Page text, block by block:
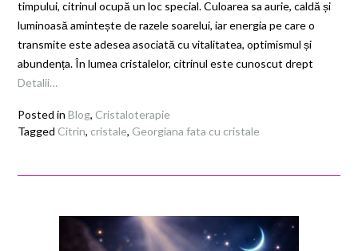
timpului, citrinul ocupă un loc special. Culoarea sa aurie, caldă și
luminoasă amintește de razele soarelui, iar energia pe care o
transmite este adesea asociată cu vitalitatea, optimismul și
abundența. În lumea cristalelor, citrinul este cunoscut drept
Detalii…
Posted in Blog, Cristaloterapie
Tagged Citrin, cristale, Georgiana fata cu cristale